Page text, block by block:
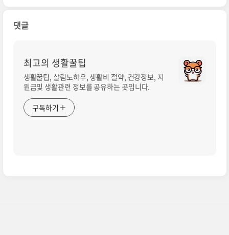
댓글
최고의 생활꿀팁
생활꿀팁, 살림노하우, 생활비 절약, 건강정보, 지
원금및 생활관련 정보를 공유하는 곳입니다.
구독하기